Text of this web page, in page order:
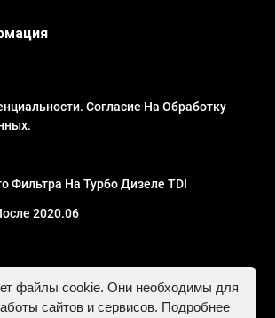
Согласие На Обработку
Фильтра На Турбо Дизеле TDI
2020.06
Павлович. ИНН 781302555843,
файлы cookie. Они необходимы для
сайтов и сервисов. Подробнее